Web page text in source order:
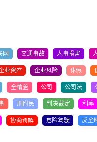
网 交通事故 人事损害
业资产 企业风险 休假
全覆盖 公司 公司法
刑附民 判决裁定 利率
协商调解 危险驾驶 反垄